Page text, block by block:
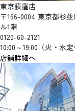
東京荻窪店
〒166-0004 東京都杉
ル1階
0120-60-2121
10:00～19:00（火・水定
店舗詳細へ